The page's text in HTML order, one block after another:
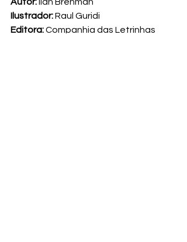
Ilustrador: Raul Guridi
Editora: Companhia das Letrinhas